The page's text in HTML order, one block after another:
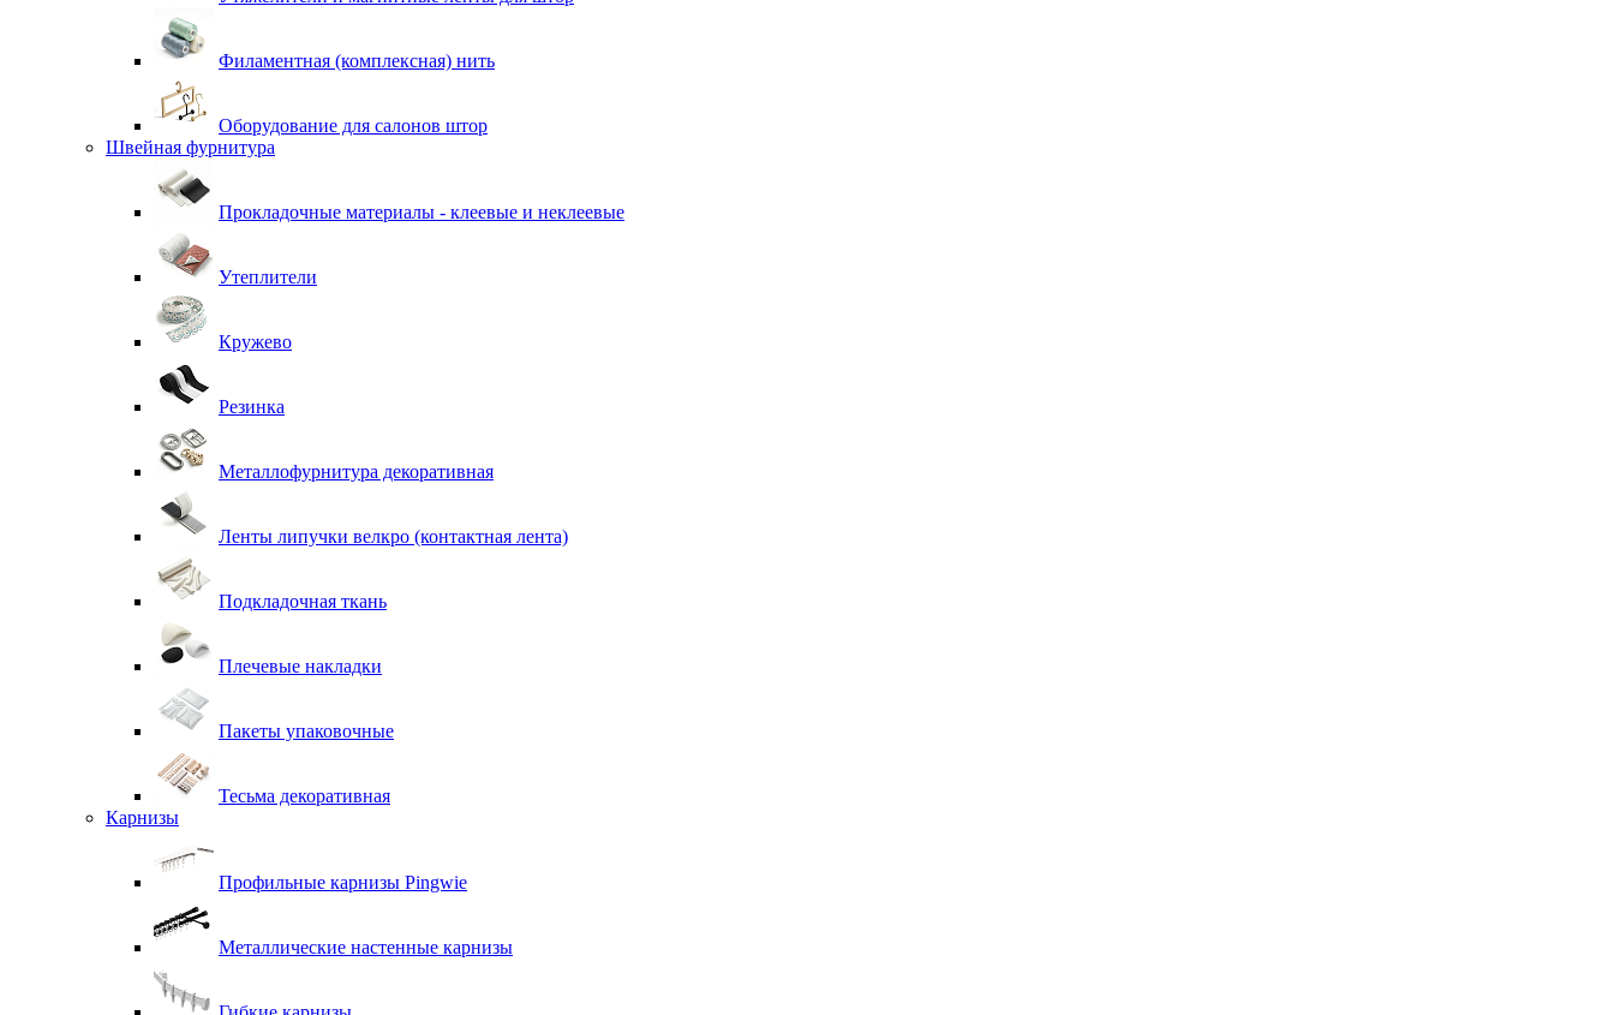
Филаментная (комплексная) нить
Оборудование для салонов штор
Швейная фурнитура
Прокладочные материалы - клеевые и неклеевые
Утеплители
Кружево
Резинка
Металлофурнитура декоративная
Ленты липучки велкро (контактная лента)
Подкладочная ткань
Плечевые накладки
Пакеты упаковочные
Тесьма декоративная
Карнизы
Профильные карнизы Pingwie
Металлические настенные карнизы